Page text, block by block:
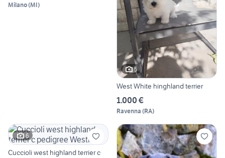
Milano(MI)
5
West White hinghland terrier
1.000 €
Ravenna (RA)
6
Cuccioli west highland terrier c